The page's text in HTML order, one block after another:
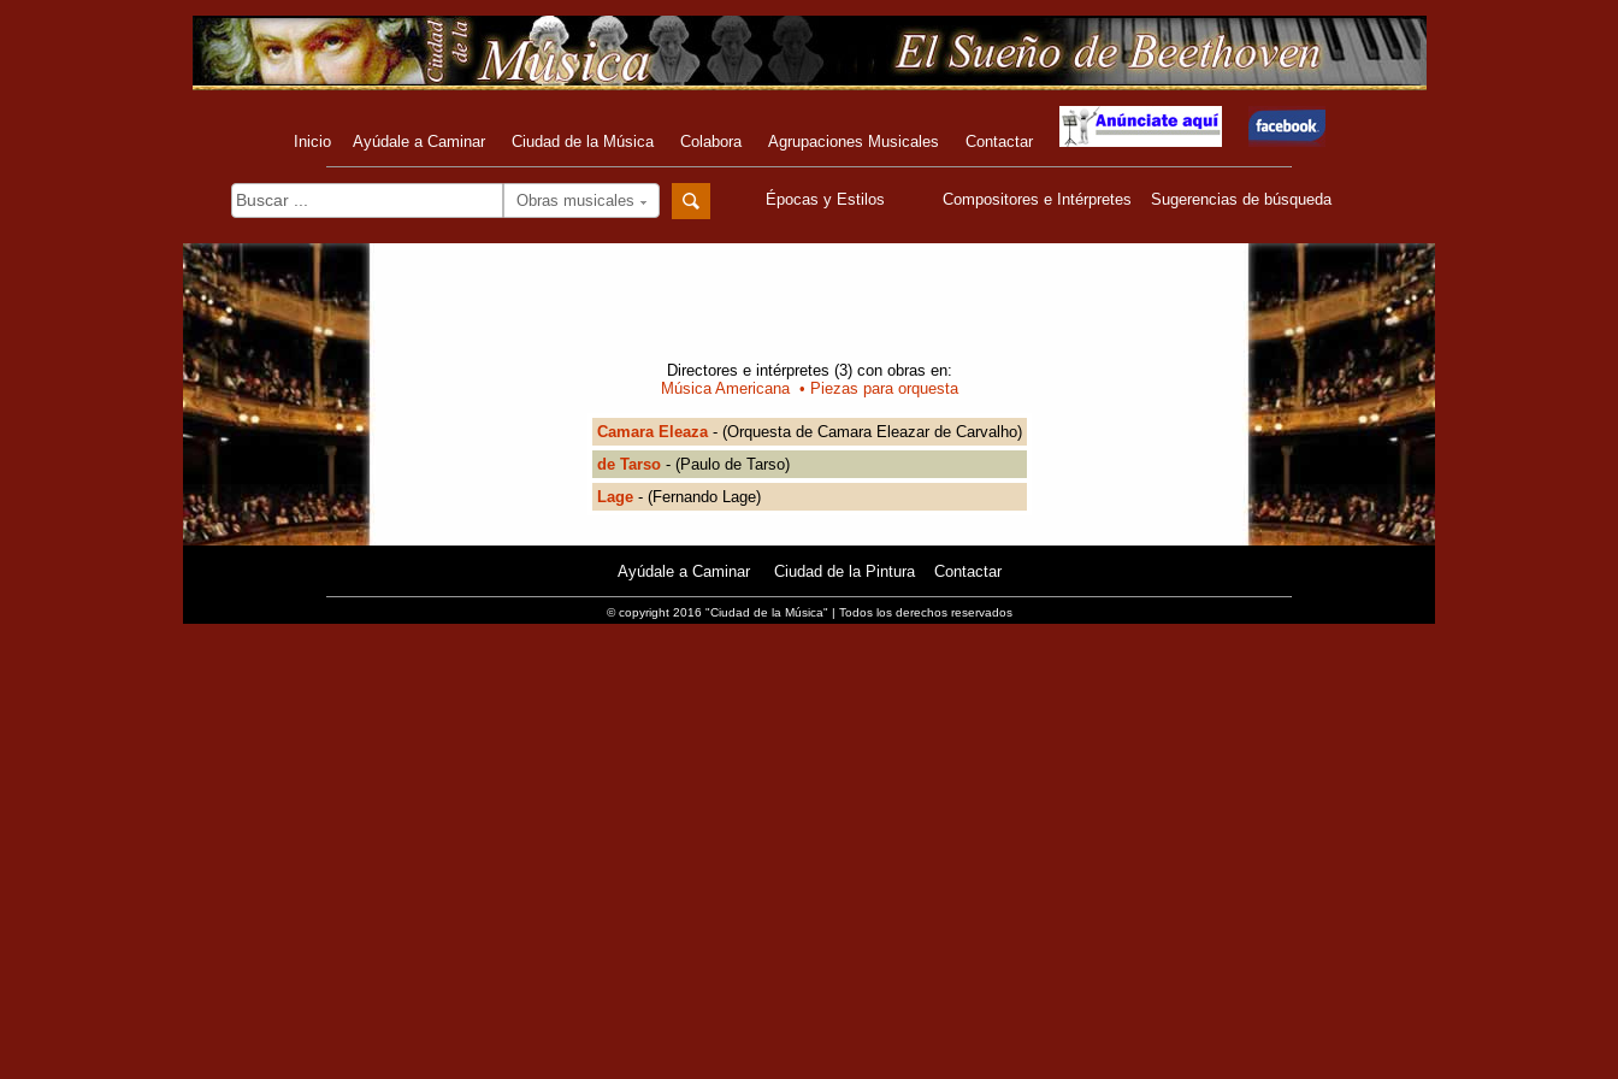
Inicio Ayúdale a Caminar Ciudad de la Música Colabora Agrupaciones Musicales Contactar
Obras musicales Épocas y Estilos Compositores e Intérpretes Sugerencias de búsqueda
Directores e intérpretes (3) con obras en:
Música Americana• Piezas para orquesta
Camara Eleaza- (Orquesta de Camara Eleazar de Carvalho)
de Tarso- (Paulo de Tarso)
Lage- (Fernando Lage)
Ayúdale a Caminar Ciudad de la Pintura Contactar
© copyright 2016 "Ciudad de la Música" | Todos los derechos reservados